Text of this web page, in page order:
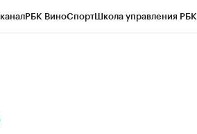
РБК ВиноСпортШкола управления РБК